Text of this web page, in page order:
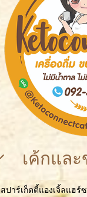
เค้กแล
สปาร์เก็ตตี้แองเจิ้ลแฮร์